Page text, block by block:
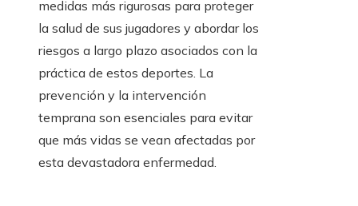
medidas más rigurosas para proteger
la salud de sus jugadores y abordar los
riesgos a largo plazo asociados con la
práctica de estos deportes. La
prevención y la intervención
temprana son esenciales para evitar
que más vidas se vean afectadas por
esta devastadora enfermedad.